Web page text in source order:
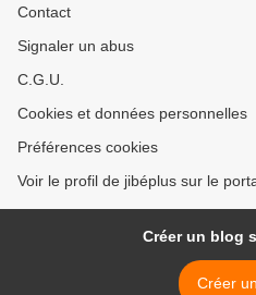
Contact
Signaler un abus
C.G.U.
Cookies et données personnelles
Préférences cookies
Voir le profil de jibéplus sur le
Créer un blog
Créer